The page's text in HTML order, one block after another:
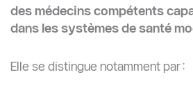
des médecins compétents
dans les systèmes de santé
Elle se distingue notamment par :